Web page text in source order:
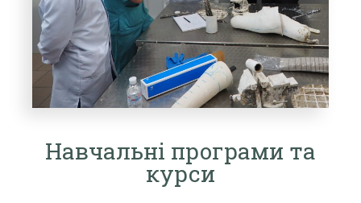
Навчальні програми та
курси